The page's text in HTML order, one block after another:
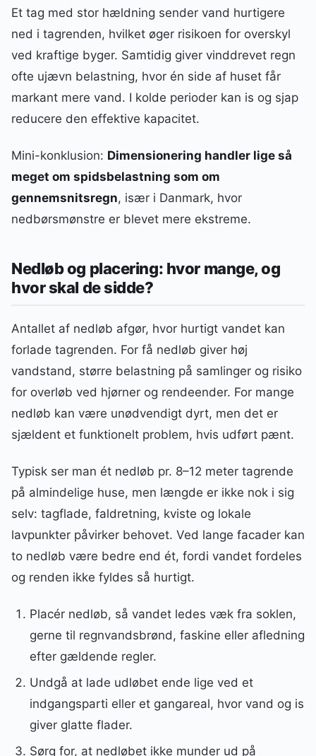
Et tag med stor hældning sender vand hurtigere
ned i tagrenden, hvilket øger risikoen for overskyl
ved kraftige byger. Samtidig giver vinddrevet regn
ofte ujævn belastning, hvor én side af huset får
markant mere vand. I kolde perioder kan is og sjap
reducere den effektive kapacitet.
Mini-konklusion: Dimensionering handler lige så
meget om spidsbelastning som om
gennemsnitsregn, især i Danmark, hvor
nedbørsmønstre er blevet mere ekstreme.
Nedløb og placering: hvor mange, og
hvor skal de sidde?
Antallet af nedløb afgør, hvor hurtigt vandet kan
forlade tagrenden. For få nedløb giver høj
vandstand, større belastning på samlinger og risiko
for overløb ved hjørner og rendeender. For mange
nedløb kan være unødvendigt dyrt, men det er
sjældent et funktionelt problem, hvis udført pænt.
Typisk ser man ét nedløb pr. 8–12 meter tagrende
på almindelige huse, men længde er ikke nok i sig
selv: tagflade, faldretning, kviste og lokale
lavpunkter påvirker behovet. Ved lange facader kan
to nedløb være bedre end ét, fordi vandet fordeles
og renden ikke fyldes så hurtigt.
Placér nedløb, så vandet ledes væk fra soklen,
gerne til regnvandsbrønd, faskine eller afledning
efter gældende regler.
Undgå at lade udløbet ende lige ved et
indgangsparti eller et gangareal, hvor vand og is
giver glatte flader.
Sørg for, at nedløbet ikke munder ud på